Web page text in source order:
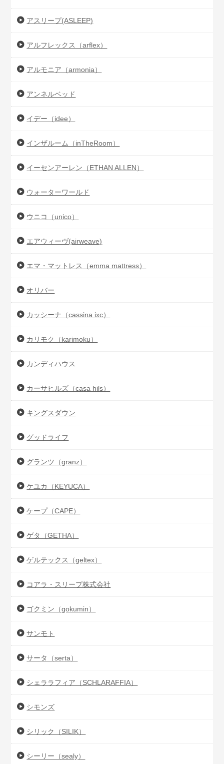
アスリープ(ASLEEP)
アルフレックス（arflex）
アルモニア（armonia）
アンネルベッド
イデー（idee）
インザルーム（inTheRoom）
イーセンアーレン（ETHAN ALLEN）
ウォーターワールド
ウニコ（unico）
エアウィーヴ(airweave)
エマ・マットレス（emma mattress）
オリバー
カッシーナ（cassina ixc）
カリモク（karimoku）
カンディハウス
カーサヒルズ（casa hils）
キングスダウン
グッドライフ
グランツ（granz）
ケユカ（KEYUCA）
ケープ（CAPE）
ゲタ（GETHA）
ゲルテックス（geltex）
コアラ・スリープ株式会社
ゴクミン（gokumin）
サンモト
サータ（serta）
シェララフィア（SCHLARAFFIA）
シモンズ
シリック（SILIK）
シーリー（sealy）